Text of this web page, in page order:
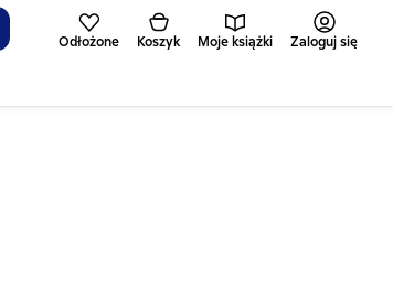
Odłożone Koszyk Moje książki Zaloguj się